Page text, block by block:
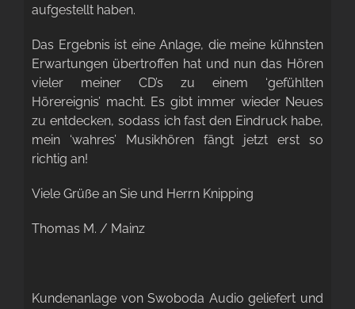
aufgestellt haben.
Das Ergebnis ist eine Anlage, die meine kühnsten
Erwartungen übertroffen hat und nun das Hören
vieler meiner CD’s zu einem ‘gefühlten
Hörereignis’ macht. Es gibt immer wieder Neues
zu entdecken, sodass ich fast den Eindruck habe,
mein ‘wahres’ Musikhören fängt jetzt erst so
richtig an!
Viele Grüße an Sie und Herrn Knipping
Thomas M. / Mainz
Kundenanlage von Swoboda Audio geliefert und